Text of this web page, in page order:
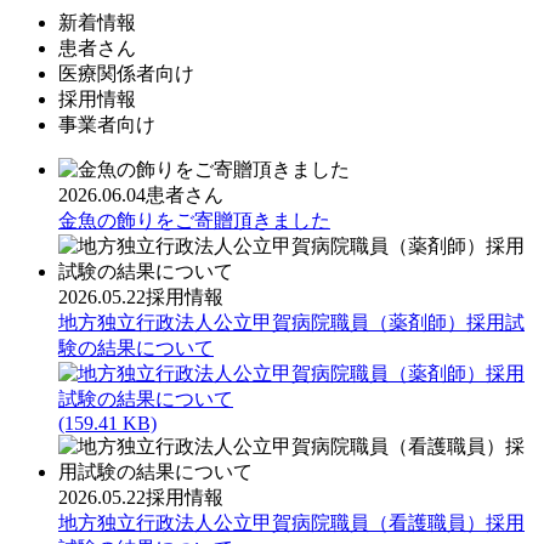
新着情報
患者さん
医療関係者向け
採用情報
事業者向け
2026.06.04患者さん
金魚の飾りをご寄贈頂きました
2026.05.22採用情報
地方独立行政法人公立甲賀病院職員（薬剤師）採用試
験の結果について
(159.41 KB)
2026.05.22採用情報
地方独立行政法人公立甲賀病院職員（看護職員）採用